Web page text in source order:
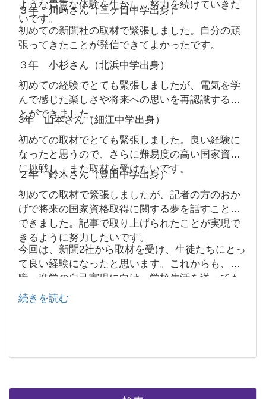
ような貴重な体験を生かし、努力を続けていきた
いです。
３年 川﨑さん（三ケ日中学出身）
初めての新聞社の取材で緊張しました。自分の頑
張ってきたことが発信できてよかったです。
３年 小杉さん（北浜中学出身）
初めての経験でとても緊張しましたが、電気を学
んで感じた楽しさや将来への思いを再認識するこ
とができました。
3年 山本さん（細江中学出身）
初めての取材でとても緊張しました。良い経験に
なったと思うので、さらに難易度の高い国家資格
に挑戦し、また取材を受けたいです。
２年 鈴木さん（豊田中学出身）
初めての取材で緊張しましたが、記者の方のおか
げで将来の国家資格取得に関する夢を話すことが
できました。記事で取り上げられたことが実現で
きるように努力したいです。
今回は、新聞2社から取材を受け、生徒たちにとっ
て良い経験になったと思います。これからも、就
職・進学の自己実現に向け、学校生活を送っても
らいたいです。新聞記者の方々、ありがとうござ
いました。
続きを読む